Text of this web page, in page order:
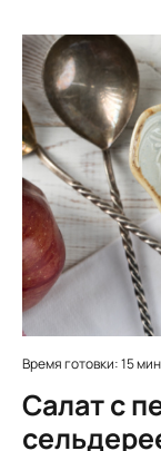
Время готовки: 15
Салат с